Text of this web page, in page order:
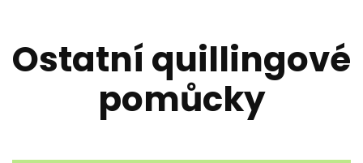
Ostatní quillingové
pomůcky